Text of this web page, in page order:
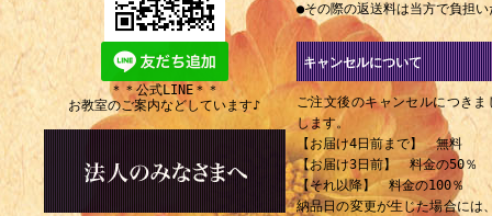
●その際の返送料は当方で負担
キャンセルについて
ご注文後のキャンセルにつき
します。
【お届け4日前まで】 無料
【お届け3日前】 料金の50％
【それ以降】 料金の100％
納品日の変更が生じた場合には
＊＊公式LINE＊＊
お教室のご案内などしています♪